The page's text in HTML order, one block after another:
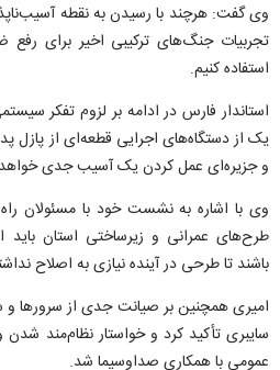
وی گفت: هرچند با رسیدن به نقطه
تجربیات جنگ‌های ترکیبی اخیر برای
استفاده کنیم.
استاندار فارس در ادامه بر لزوم تفکر
یک از دستگاه‌های اجرایی قطعه‌ای از پازل
و جزیره‌ای عمل کردن یک آسیب جدی
وی با اشاره به نشست خود با مسئولان
طرح‌های عمرانی و زیرساختی استان باید
باشند تا طرحی در آینده نیازی به اصلاح
امیری همچنین بر صیانت جدی از سرور‌ها و
سایبری تأکید کرد و خواستار نظام‌مند
عمومی با همکاری صداوسیما شد.